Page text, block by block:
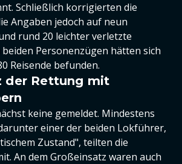
Schließlich korrigierten die
Angaben jedoch auf neun
rund 20 leichter verletzte
Personenzügen hätten sich
Reisende befunden.
der Rettung mit
keine gemeldet. Mindestens
einer der beiden Lokführer,
Zustand", teilten die
An dem Großeinsatz waren auch